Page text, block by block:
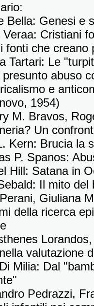
Bella: Genesi e
Veraa: Cristiani
fonti che creano
Tartari: Le
presunto abuso
e
1954)
M. Bravos,
Un
Kern: Brucia la
P. Spanos:
Hill: Satana in
Il mito del
Giuliana
della ricerca
valutazione
Milia: Dal
Pedrazzi,